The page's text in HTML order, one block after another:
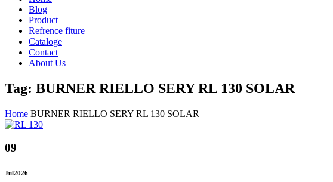
Blog
Product
Refrence fiture
Cataloge
Contact
About Us
Tag: BURNER RIELLO SERY RL 130 SOLAR
Home BURNER RIELLO SERY RL 130 SOLAR
09
Jul2026